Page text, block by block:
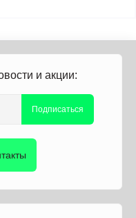
и акции:
Подписаться